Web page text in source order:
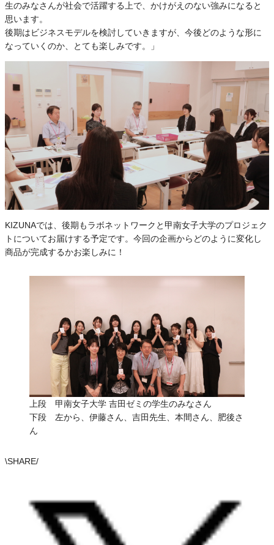
生のみなさんが社会で活躍する上で、かけがえのない強みになると
思います。
後期はビジネスモデルを検討していきますが、今後どのような形に
なっていくのか、とても楽しみです。」
KIZUNAでは、後期もラボネットワークと甲南女子大学のプロジェク
トについてお届けする予定です。今回の企画からどのように変化し
商品が完成するかお楽しみに！
上段 甲南女子大学 吉田ゼミの学生のみなさん
下段 左から、伊藤さん、吉田先生、本間さん、肥後さ
ん
\SHARE/